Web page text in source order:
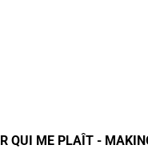
QUI ME PLAÎT -